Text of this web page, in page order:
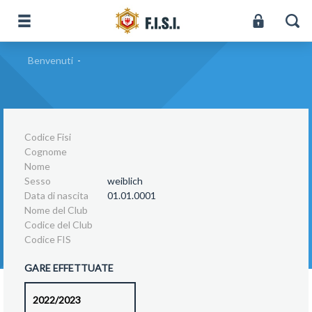
Benvenuti -
Codice Fisi
Cognome
Nome
Sesso
weiblich
Data di nascita
01.01.0001
Nome del Club
Codice del Club
Codice FIS
GARE EFFETTUATE